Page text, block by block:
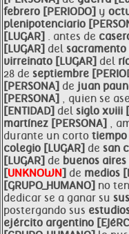
febrero [PERIODO] y
plenipotenciario
[LUGAR] . antes de
[LUGAR] del sacramento
virreinato [LUGAR] del
28 de septiembre
[PERSONA] de juan
[PERSONA] , quien se
[ENTIDAD] del siglo xviii
martínez [PERSONA] ,
durante un corto tiempo
colegio [LUGAR] de san
[LUGAR] de buenos aires
[UNKNOWN] de medios
[GRUPO_HUMANO] no
dedicar se a ganar su
postergando sus
ejército argentino